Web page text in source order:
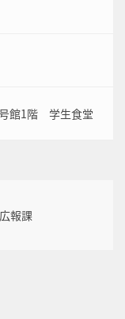
館1階 学生食堂
報課